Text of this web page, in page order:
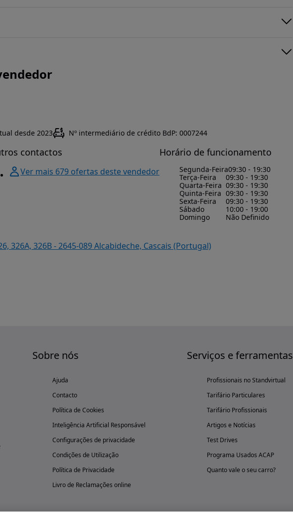
desde 2023 Nº intermediário de crédito BdP: 0007244
contactos
Ver mais 679 ofertas deste vendedor
Horário de funcionamento
Segunda-Feira09:30 - 19:30
Terça-Feira
09:30 - 19:30
Quarta-Feira 09:30 - 19:30
Quinta-Feira 09:30 - 19:30
Sexta-Feira
09:30 - 19:30
Sábado
10:00 - 19:00
Domingo
Não Definido
326A, 326B - 2645-089 Alcabideche, Cascais (Portugal)
Sobre nós
Ajuda
Contacto
Política de Cookies
Inteligência Artificial Responsável
Configurações de privacidade
Condições de Utilização
Política de Privacidade
Livro de Reclamações online
Serviços e ferramentas
Profissionais no Standvirtual
Tarifário Particulares
Tarifário Profissionais
Artigos e Notícias
Test Drives
Programa Usados ACAP
Quanto vale o seu carro?